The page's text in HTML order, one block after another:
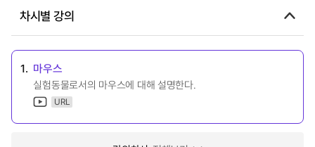
차시별 강의
1. 마우스
실험동물로서의 마우스에 대해 설명한다.
URL